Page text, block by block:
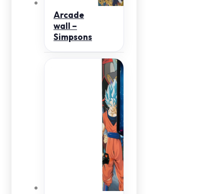
Arcade
wall –
Simpsons